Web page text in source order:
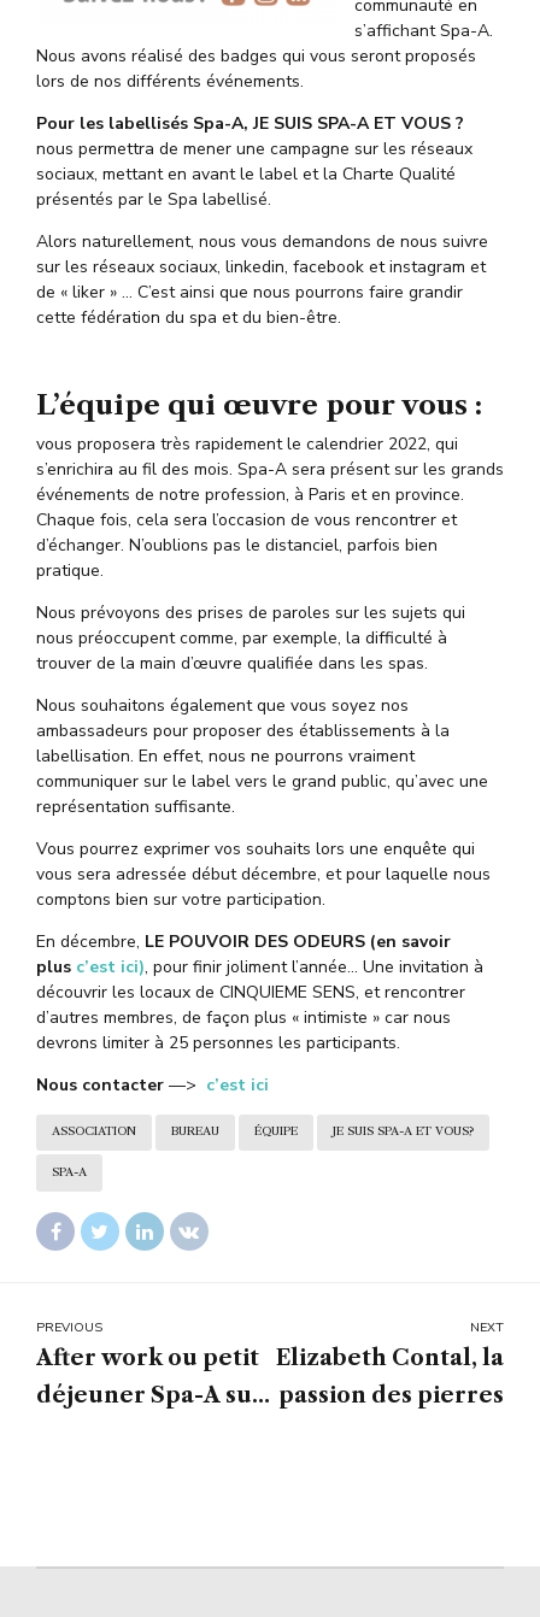
communauté en
s’affichant Spa-A.
Nous avons réalisé des badges qui vous seront proposés
lors de nos différents événements.
Pour les labellisés Spa-A, JE SUIS SPA-A ET VOUS ?
nous permettra de mener une campagne sur les réseaux
sociaux, mettant en avant le label et la Charte Qualité
présentés par le Spa labellisé.
Alors naturellement, nous vous demandons de nous suivre
sur les réseaux sociaux, linkedin, facebook et instagram et
de « liker » … C’est ainsi que nous pourrons faire grandir
cette fédération du spa et du bien-être.
L’équipe qui œuvre pour vous :
vous proposera très rapidement le calendrier 2022, qui
s’enrichira au fil des mois. Spa-A sera présent sur les grands
événements de notre profession, à Paris et en province.
Chaque fois, cela sera l’occasion de vous rencontrer et
d’échanger. N’oublions pas le distanciel, parfois bien
pratique.
Nous prévoyons des prises de paroles sur les sujets qui
nous préoccupent comme, par exemple, la difficulté à
trouver de la main d’œuvre qualifiée dans les spas.
Nous souhaitons également que vous soyez nos
ambassadeurs pour proposer des établissements à la
labellisation. En effet, nous ne pourrons vraiment
communiquer sur le label vers le grand public, qu’avec une
représentation suffisante.
Vous pourrez exprimer vos souhaits lors une enquête qui
vous sera adressée début décembre, et pour laquelle nous
comptons bien sur votre participation.
En décembre, LE POUVOIR DES ODEURS (en savoir
plus c’est ici), pour finir joliment l’année… Une invitation à
découvrir les locaux de CINQUIEME SENS, et rencontrer
d’autres membres, de façon plus « intimiste » car nous
devrons limiter à 25 personnes les participants.
Nous contacter —> c’est ici
ASSOCIATION BUREAU ÉQUIPE JE SUIS SPA-A ET VOUS?
SPA-A
PREVIOUS
After work ou petit
déjeuner Spa-A sur
NEXT
Elizabeth Contal, la
passion des pierres